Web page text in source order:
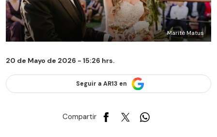
Marité Matus
20 de Mayo de 2026 - 15:26 hrs.
Seguir a AR13 en
Compartir